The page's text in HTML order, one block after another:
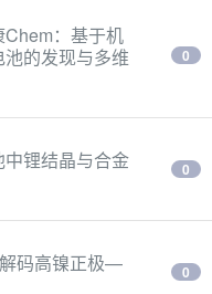
：基于机
的发现与多维
0
锂结晶与合金
0
码高镍正极—
0